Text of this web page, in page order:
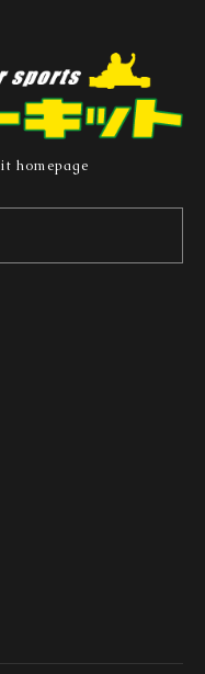
homepage